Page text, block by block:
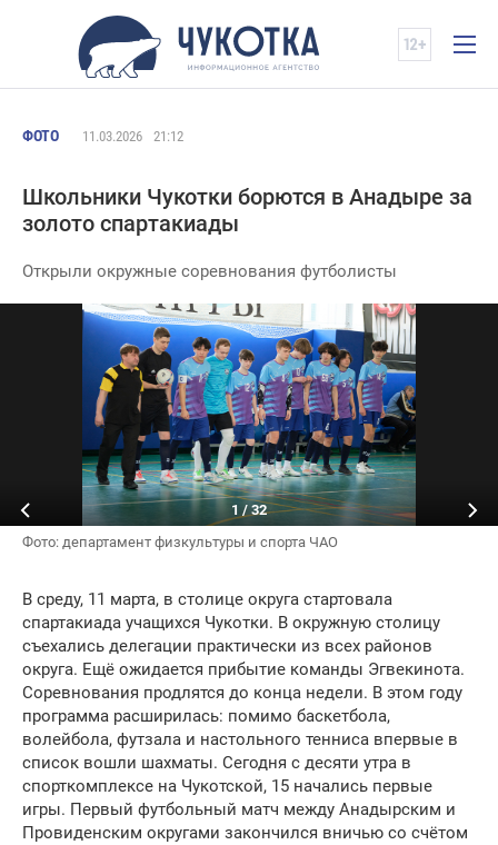
ФОТО 11.03.2026 21:12
Школьники Чукотки борются в Анадыре за
золото спартакиады
Открыли окружные соревнования футболисты
Фото: департамент физкультуры и спорта ЧАО
1 /32
В среду, 11 марта, в столице округа стартовала
спартакиада учащихся Чукотки. В окружную столицу
съехались делегации практически из всех районов
округа. Ещё ожидается прибытие команды Эгвекинота.
Соревнования продлятся до конца недели. В этом году
программа расширилась: помимо баскетбола,
волейбола, футзала и настольного тенниса впервые в
список вошли шахматы. Сегодня с десяти утра в
спорткомплексе на Чукотской, 15 начались первые
игры. Первый футбольный матч между Анадырским и
Провиденским округами закончился вничью со счётом